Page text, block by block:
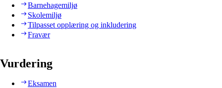
Barnehagemiljø
Skolemiljø
Tilpasset opplæring og inkludering
Fravær
Vurdering
Eksamen